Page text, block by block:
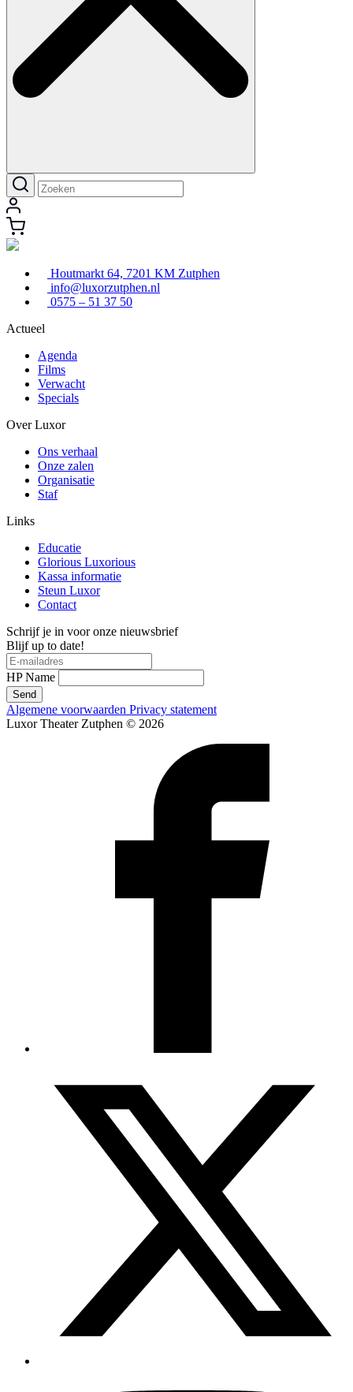
Houtmarkt 64, 7201 KM Zutphen
info@luxorzutphen.nl
0575 – 51 37 50
Actueel
Agenda
Films
Verwacht
Specials
Over Luxor
Ons verhaal
Onze zalen
Organisatie
Staf
Links
Educatie
Glorious Luxorious
Kassa informatie
Steun Luxor
Contact
Schrijf je in voor onze nieuwsbrief
Blijf up to date!
HP Name
Send
Algemene voorwaarden Privacy statement
Luxor Theater Zutphen © 2026